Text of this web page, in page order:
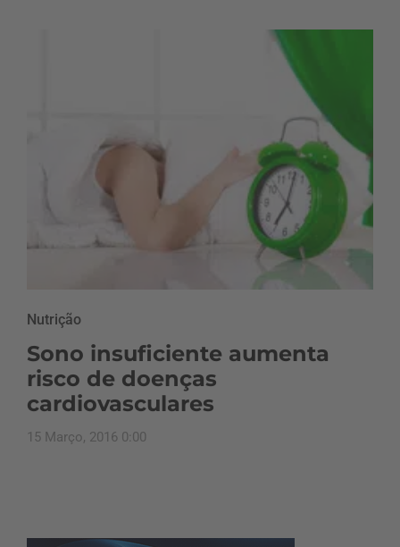
Nutrição
Sono insuficiente aumenta
risco de doenças
cardiovasculares
15 Março, 2016 0:00